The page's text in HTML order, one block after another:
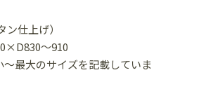
仕上げ）
～910
最大のサイズを記載していま